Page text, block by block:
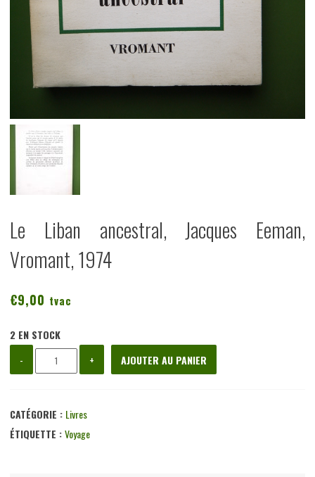
Le Liban ancestral, Jacques Eeman,
Vromant, 1974
€9,00 tvac
2 EN STOCK
-
quantité
de
Liban
ancestral,
+ AJOUTER AU PANIER
CATÉGORIE : Livres
ÉTIQUETTE :Voyage